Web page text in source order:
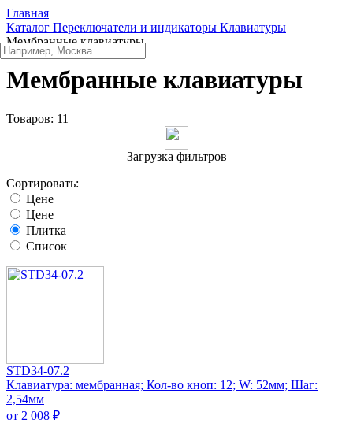
Главная
Каталог Переключатели и индикаторы Клавиатуры
Мембранные клавиатуры
Мембранные клавиатуры
Товаров: 11
Загрузка фильтров
Сортировать:
Цене
Цене
Плитка
Список
STD34-07.2
Клавиатура: мембранная; Кол-во кноп: 12; W: 52мм; Шаг:
2,54мм
от 2 008 ₽